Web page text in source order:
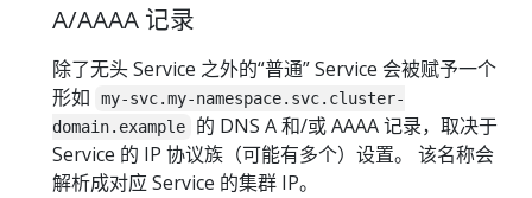
A/AAAA 记录
除了无头 Service 之外的“普通” Service 会被赋予一个
形如
my-svc.my-namespace.svc.cluster-
domain.example
的 DNS A 和/或 AAAA 记录，取决于
Service 的 IP 协议族（可能有多个）设置。 该名称会
解析成对应 Service 的集群 IP。